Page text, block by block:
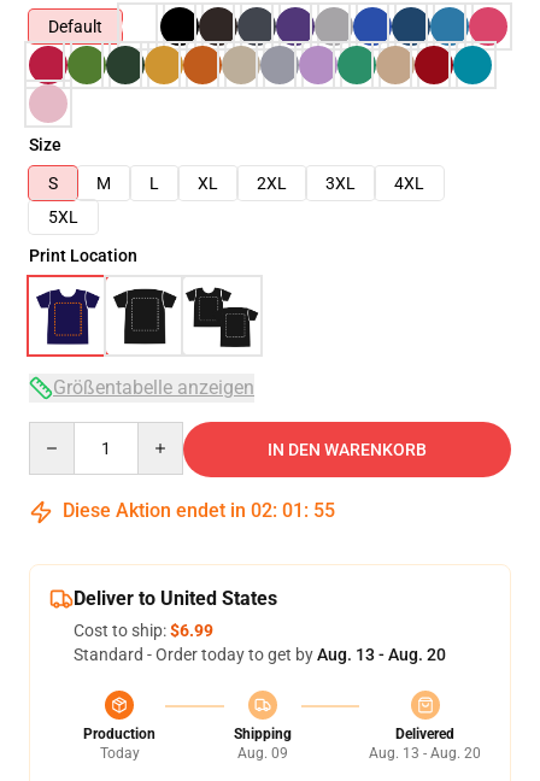
Default
Size
S
M L XL 2XL 3XL
4XL
5XL
Print Location
Größentabelle anzeigen
IN DEN WARENKORB
Diese Aktion endet in 02: 01 : 54
Deliver to United States
Cost to ship:$6.99
Standard - Order today to get byAug. 13 - Aug. 20
Production
Today
Shipping
Aug. 09
Delivered
Aug. 13 - Aug. 20